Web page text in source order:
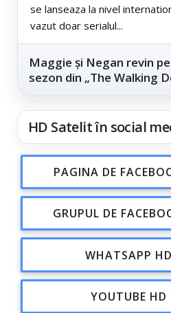
se lanseaza la nivel
vazut doar serialul...
Maggie și Negan revin
sezon din „The Walking
HD Satelit în social
PAGINA DE
GRUPUL DE
WHATSAPP
YOUTUBE HD